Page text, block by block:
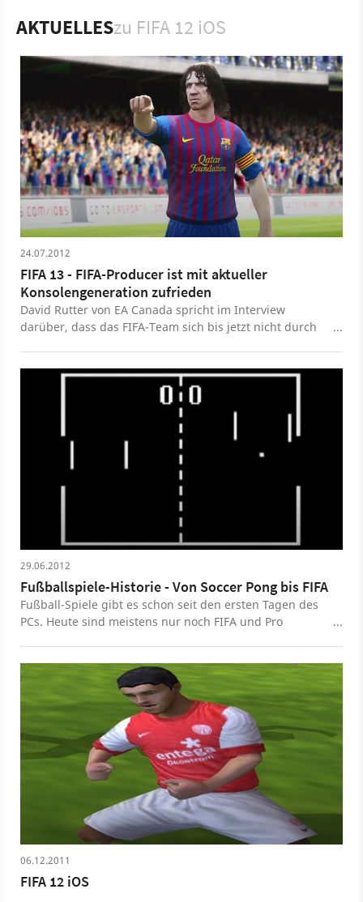
AKTUELLESzu FIFA 12 iOS
24.07.2012
FIFA 13 - FIFA-Producer ist mit aktueller
Konsolengeneration zufrieden
David Rutter von EA Canada spricht im Interview
darüber, dass das FIFA-Team sich bis jetzt nicht durch
29.06.2012
Fußballspiele-Historie - Von Soccer Pong bis FIFA
Fußball-Spiele gibt es schon seit den ersten Tagen des
PCs. Heute sind meistens nur noch FIFA und Pro
06.12.2011
FIFA 12 iOS